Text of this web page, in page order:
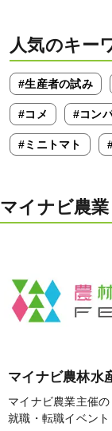
人気のキー
#生産者の試み
#コメ #コン
#ミニトマト
マイナビ農
マイナビ農林水
マイナビ農業主催の
就職・転職イベント